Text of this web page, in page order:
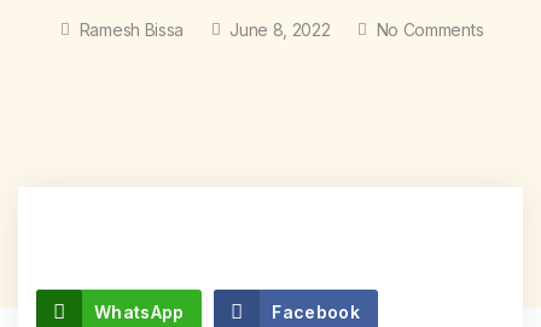
Ramesh Bissa June 8, 2022 No Comments
WhatsApp Facebook